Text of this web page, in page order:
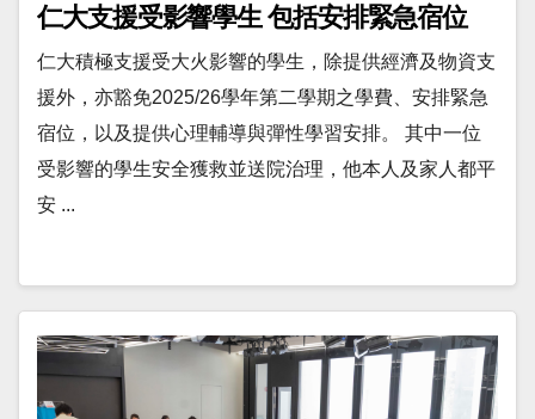
仁大支援受影響學生 包括安排緊急宿位
仁大積極支援受大火影響的學生，除提供經濟及物資支
援外，亦豁免2025/26學年第二學期之學費、安排緊急
宿位，以及提供心理輔導與彈性學習安排。 其中一位
受影響的學生安全獲救並送院治理，他本人及家人都平
安 ...